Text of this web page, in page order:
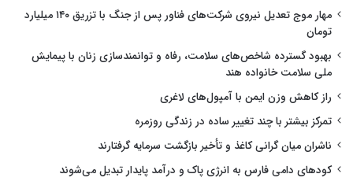
مهار موج تعدیل نیروی شرکت‌های فناور پس از جنگ با تزریق ۱۴۰ میلیارد
تومان
بهبود گسترده شاخص‌های سلامت، رفاه و توانمندسازی زنان با پیمایش
ملی سلامت خانواده هند
راز کاهش وزن ایمن با آمپول‌های لاغری
تمرکز بیشتر با چند تغییر ساده در زندگی روزمره
ناشران میان گرانی کاغذ و تأخیر بازگشت سرمایه گرفتارند
کودهای دامی فارس به انرژی پاک و درآمد پایدار تبدیل می‌شوند